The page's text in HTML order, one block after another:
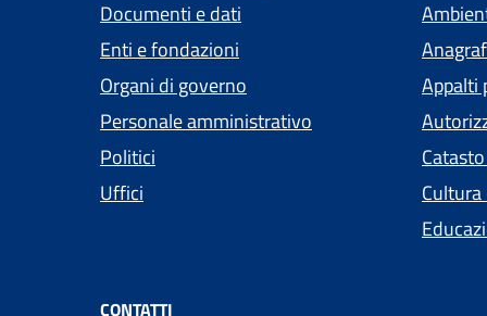
Documenti e dati
Enti e fondazioni
Organi di governo
Personale amministrativo
Politici
Uffici
Appalti
CONTATTI